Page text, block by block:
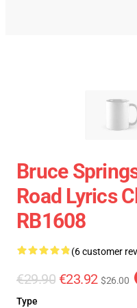
Bruce
Road Lyrics
RB1608
(6 customer
€29.90 €23.92 $26.00
Type